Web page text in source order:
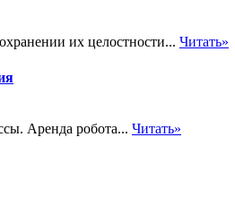
их целостности... Читать»
Аренда робота... Читать»